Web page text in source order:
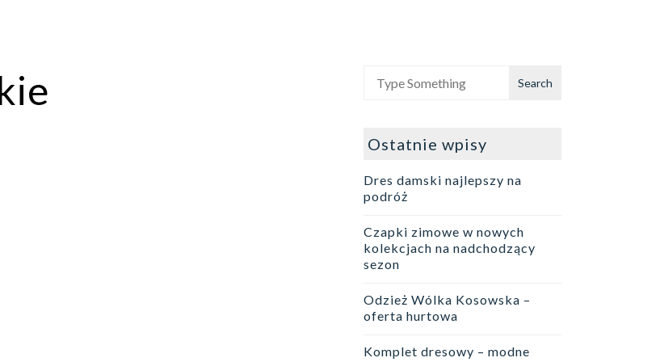
Ostatnie wpisy
Dres damski najlepszy na
podróż
Czapki zimowe w nowych
kolekcjach na nadchodzący
sezon
Odzież Wólka Kosowska –
oferta hurtowa
Komplet dresowy – modne